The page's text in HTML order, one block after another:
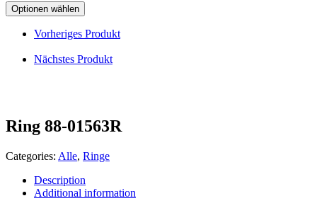
Optionen wählen
Vorheriges Produkt
Nächstes Produkt
Ring 88-01563R
Categories: Alle, Ringe
Description
Additional information